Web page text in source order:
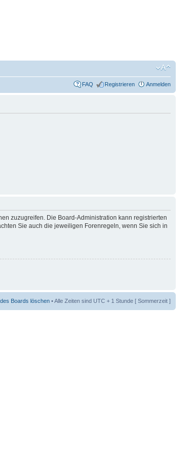
FAQ Registrieren Anmelden
zuzugreifen. Die Board-Administration kann registrierten
Sie auch die jeweiligen Forenregeln, wenn Sie sich in
Boards löschen • Alle Zeiten sind UTC + 1 Stunde [ Sommerzeit ]